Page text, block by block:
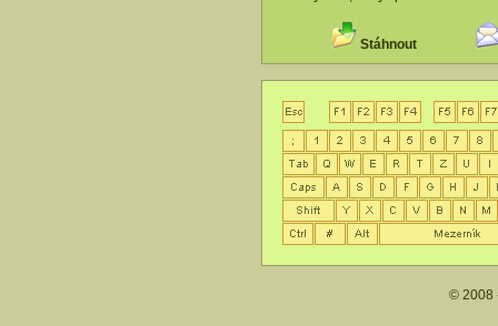
Stáhnout
© 2008